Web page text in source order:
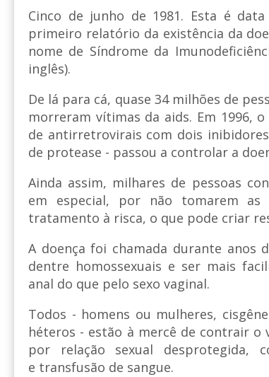
Cinco de junho de 1981. Esta é
primeiro relatório da existência da
nome de Síndrome da
inglês).
De lá para cá, quase 34 milhões de
morreram vítimas da aids. Em 1996,
de antirretrovirais com dois
de protease - passou a controlar a
Ainda assim, milhares de pessoas
em especial, por não tomarem as
tratamento à risca, o que pode criar
A doença foi chamada durante anos
dentre homossexuais e ser mais
anal do que pelo sexo vaginal.
Todos - homens ou mulheres,
héteros - estão à mercê de contrair
por relação sexual desprotegida,
e transfusão de sangue.